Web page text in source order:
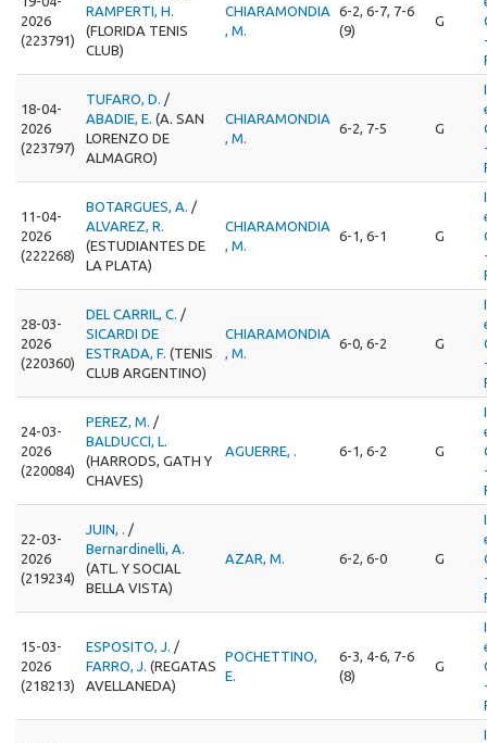
2026
(223791)
RAMPERTI, H.
(FLORIDA TENIS
CLUB)
CHIARAMONDIA
, M.
6-2, 6-7, 7-6
(9)
G
18-04-
2026
(223797)
TUFARO, D. /
ABADIE, E. (A. SAN
LORENZO DE
ALMAGRO)
CHIARAMONDIA
, M.
6-2, 7-5 G
11-04-
2026
(222268)
BOTARGUES, A. /
ALVAREZ, R.
(ESTUDIANTES DE
LA PLATA)
CHIARAMONDIA
, M.
6-1, 6-1 G
28-03-
2026
(220360)
DEL CARRIL, C. /
SICARDI DE
ESTRADA, F. (TENIS
CLUB ARGENTINO)
CHIARAMONDIA
, M.
6-0, 6-2 G
24-03-
2026
(220084)
PEREZ, M. /
BALDUCCI, L.
(HARRODS, GATH Y
CHAVES)
AGUERRE, . 6-1, 6-2 G
22-03-
2026
(219234)
JUIN, . /
Bernardinelli, A.
(ATL. Y SOCIAL
BELLA VISTA)
AZAR, M. 6-2, 6-0 G
15-03-
2026
(218213)
ESPOSITO, J. /
FARRO, J. (REGATAS
AVELLANEDA)
POCHETTINO,
E.
6-3, 4-6, 7-6
(8)
G